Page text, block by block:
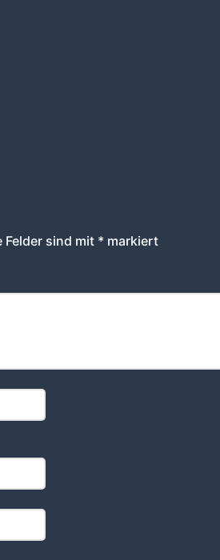
Felder sind mit * markiert